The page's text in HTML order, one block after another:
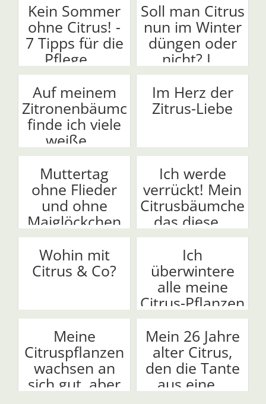
Kein Sommer
ohne Citrus! -
7 Tipps für die
Pflege ...
Soll man Citrus
nun im Winter
düngen oder
nicht? I...
Auf meinem
Zitronenbäumchen
finde ich viele
weiße,...
Im Herz der
Zitrus-Liebe
Muttertag
ohne Flieder
und ohne
Maiglöckchen
Ich werde
verrückt! Mein
Citrusbäumchen,
das diese...
Wohin mit
Citrus & Co?
Ich
überwintere
alle meine
Citrus-Pflanzen
in eine...
Meine
Citruspflanzen
wachsen an
sich gut, aber
Mein 26 Jahre
alter Citrus,
den die Tante
aus eine...